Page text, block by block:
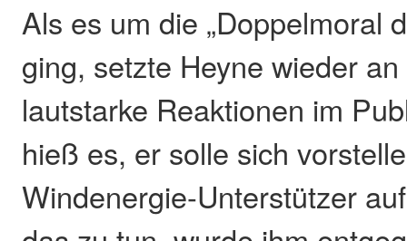
Als es um die „Doppelmoral
ging, setzte Heyne wieder
lautstarke Reaktionen im
hieß es, er solle sich
Windenergie-Unterstützer